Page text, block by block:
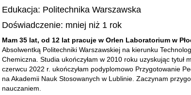
Edukacja: Politechnika Warszawska
Doświadczenie: mniej niż 1 rok
Mam 35 lat, od 12 lat pracuje w Orlen Laboratorium w
Absolwentką Politechniki Warszawskiej na kierunku
Chemiczna. Studia ukończyłam w 2010 roku uzyskując tytuł
czerwcu 2022 r. ukończyłam podyplomowo Przygotowanie
na Akademii Nauk Stosowanych w Lublinie. Zaczynam
nauczaniem.